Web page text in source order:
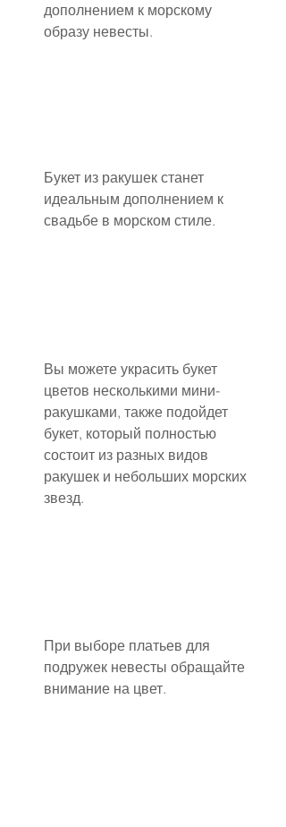
дополнением к морскому
образу невесты.
Букет из ракушек станет
идеальным дополнением к
свадьбе в морском стиле.
Вы можете украсить букет
цветов несколькими мини-
ракушками, также подойдет
букет, который полностью
состоит из разных видов
ракушек и небольших морских
звезд.
При выборе платьев для
подружек невесты обращайте
внимание на цвет.